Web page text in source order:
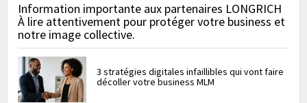
Information importante aux partenaires LONGRICH
À lire attentivement pour protéger votre business et
notre image collective.
3 stratégies digitales infaillibles qui vont faire
décoller votre business MLM